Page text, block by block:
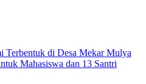
Terbentuk di Desa Mekar Mulya
Mahasiswa dan 13 Santri